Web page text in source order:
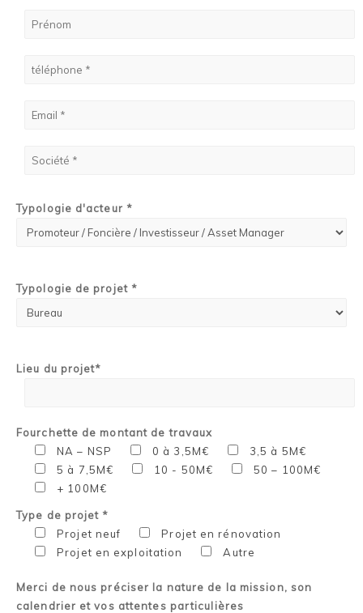
Typologie d'acteur *
Typologie de projet *
Lieu du projet*
Fourchette de montant de travaux
NA – NSP
0 à 3,5M€
3,5 à 5M€
5 à 7,5M€
10 - 50M€
50 – 100M€
+ 100M€
Type de projet *
Projet neuf
Projet en rénovation
Projet en exploitation
Autre
Merci de nous préciser la nature de la mission, son
calendrier et vos attentes particulières